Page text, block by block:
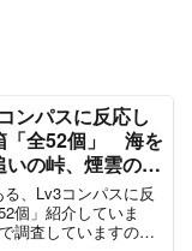
パスに反応し
「全52個」 海を
の峠、煙雲の
世界任務で出
月のトレジャー
攻略
、Lv3コンパスに反
個」紹介していま
調査していますの